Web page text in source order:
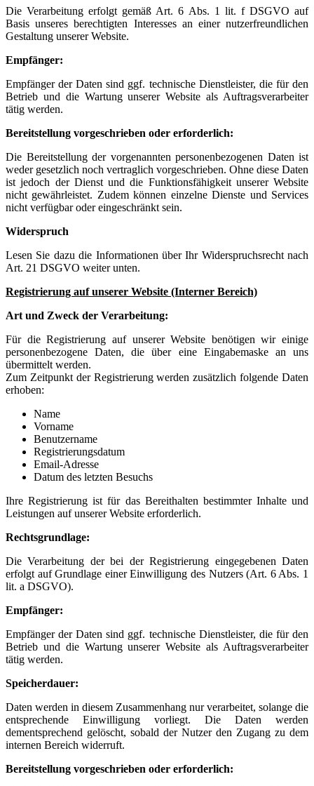
Die Verarbeitung erfolgt gemäß Art. 6 Abs. 1 lit. f DSGVO auf
Basis unseres berechtigten Interesses an einer nutzerfreundlichen
Gestaltung unserer Website.
Empfänger:
Empfänger der Daten sind ggf. technische Dienstleister, die für den
Betrieb und die Wartung unserer Website als Auftragsverarbeiter
tätig werden.
Bereitstellung vorgeschrieben oder erforderlich:
Die Bereitstellung der vorgenannten personenbezogenen Daten ist
weder gesetzlich noch vertraglich vorgeschrieben. Ohne diese Daten
ist jedoch der Dienst und die Funktionsfähigkeit unserer Website
nicht gewährleistet. Zudem können einzelne Dienste und Services
nicht verfügbar oder eingeschränkt sein.
Widerspruch
Lesen Sie dazu die Informationen über Ihr Widerspruchsrecht nach
Art. 21 DSGVO weiter unten.
Registrierung auf unserer Website (Interner Bereich)
Art und Zweck der Verarbeitung:
Für die Registrierung auf unserer Website benötigen wir einige
personenbezogene Daten, die über eine Eingabemaske an uns
übermittelt werden.
Zum Zeitpunkt der Registrierung werden zusätzlich folgende Daten
erhoben:
Name
Vorname
Benutzername
Registrierungsdatum
Email-Adresse
Datum des letzten Besuchs
Ihre Registrierung ist für das Bereithalten bestimmter Inhalte und
Leistungen auf unserer Website erforderlich.
Rechtsgrundlage:
Die Verarbeitung der bei der Registrierung eingegebenen Daten
erfolgt auf Grundlage einer Einwilligung des Nutzers (Art. 6 Abs. 1
lit. a DSGVO).
Empfänger:
Empfänger der Daten sind ggf. technische Dienstleister, die für den
Betrieb und die Wartung unserer Website als Auftragsverarbeiter
tätig werden.
Speicherdauer:
Daten werden in diesem Zusammenhang nur verarbeitet, solange die
entsprechende Einwilligung vorliegt. Die Daten werden
dementsprechend gelöscht, sobald der Nutzer den Zugang zu dem
internen Bereich widerruft.
Bereitstellung vorgeschrieben oder erforderlich: